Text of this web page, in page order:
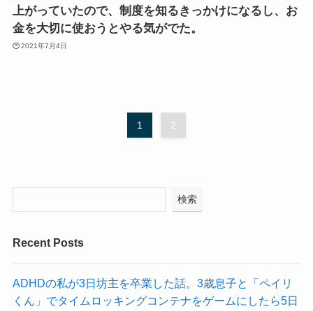
上がっていたので、制度を知るきっかけになるし、お
金を大切に使おうとやる気がでた。
2021年7月4日
1 2
検索
Recent Posts
ADHDの私が3日坊主を卒業した話。3歳息子と「ペイリ
くん」でタイムロッキングコンテナをゲームにしたら5日